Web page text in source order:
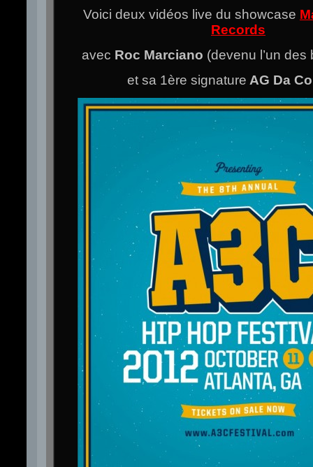
Voici deux vidéos live du showcase
Records
avec Roc Marciano (devenu l’un
et sa 1ère signature AG Da